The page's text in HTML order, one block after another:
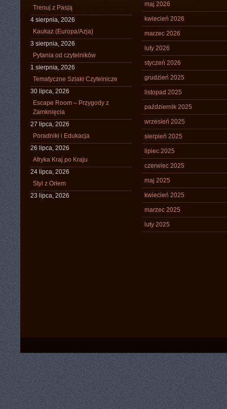
Trenuj z Pasją
4 sierpnia, 2026
Kaukaz (Europa/Azja)
3 sierpnia, 2026
Pytania od czytelników
1 sierpnia, 2026
Tematyczne Szlaki Czytelnicze
30 lipca, 2026
Escape Room – Przygody z
Zamknięcia
27 lipca, 2026
Poradniki i Edukacja
26 lipca, 2026
Afryka Kraj po Kraju
24 lipca, 2026
Styl z Orłem
23 lipca, 2026
maj 2026
kwiecień 2026
marzec 2026
luty 2026
styczeń 2026
grudzień 2025
listopad 2025
październik 2025
wrzesień 2025
sierpień 2025
lipiec 2025
czerwiec 2025
maj 2025
kwiecień 2025
marzec 2025
luty 2025